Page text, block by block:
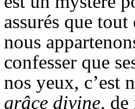
assurés que
nous
confesser que
nos yeux, c’est
grâce divine, de